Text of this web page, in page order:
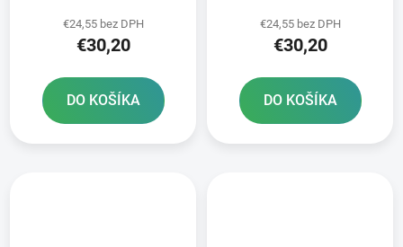
černo-oranžové
€24,55 bez DPH
€30,20
DO KOŠÍKA
černo-červené
€24,55 bez DPH
€30,20
DO KOŠÍKA